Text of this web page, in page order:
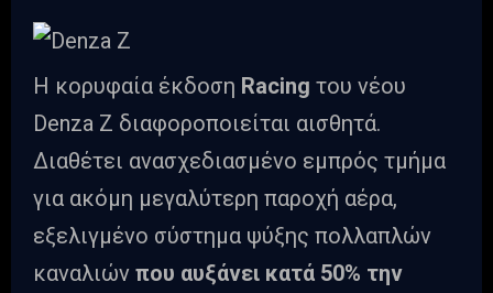
Η κορυφαία έκδοση Racing του νέου
Denza Z διαφοροποιείται αισθητά.
Διαθέτει ανασχεδιασμένο εμπρός τμήμα
για ακόμη μεγαλύτερη παροχή αέρα,
εξελιγμένο σύστημα ψύξης πολλαπλών
καναλιών που αυξάνει κατά 50% την